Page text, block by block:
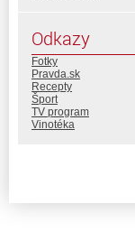
Odkazy
Fotky
Pravda.sk
Recepty
Šport
TV program
Vinotéka